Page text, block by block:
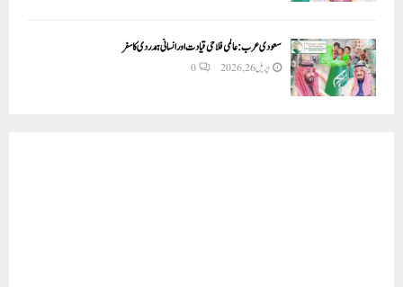
سعودی عرب: عالمی فلاحی قیادت اور انسانی ہمدردی کا سفر
اپریل 26, 2026 0